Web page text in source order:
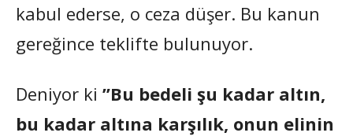
kabul ederse, o ceza düşer. Bu kanun
gereğince teklifte bulunuyor.
Deniyor ki ”Bu bedeli şu kadar altın,
bu kadar altına karşılık, onun elinin